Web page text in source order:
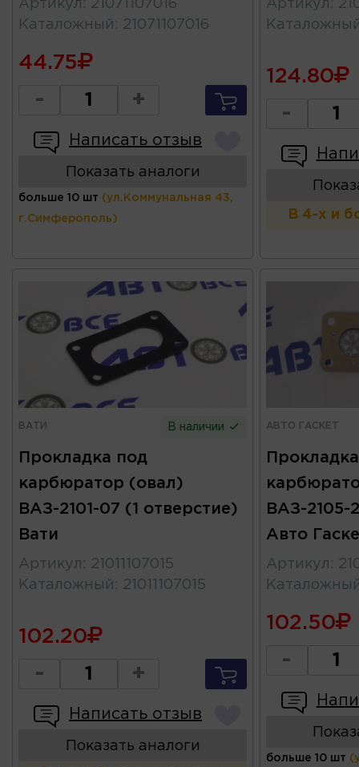
Артикул : 21071107016
Каталожный : 21071107016
44.75
- +
Написать отзыв
Показать аналоги
больше 10 шт (ул.Коммунальная 43,
г.Симферополь)
Артикул :
124.80
-
В 4-х и
ВАТИ В наличии
Прокладка под
карбюратор (овал)
ВАЗ-2101-07 (1 отверстие)
Вати
Артикул : 21011107015
Каталожный : 21011107015
102.20
- +
Написать отзыв
Показать аналоги
АВТО ГАСКЕТ
ВАЗ-2105-
Авто
Артикул :
102.50
-
больше 10 шт